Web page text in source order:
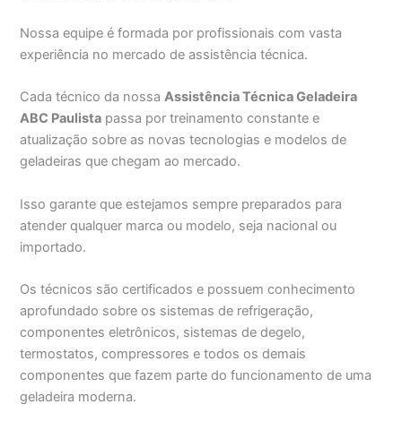
Nossa equipe é formada por profissionais com vasta
experiência no mercado de assistência técnica.
Cada técnico da nossaAssistência Técnica Geladeira
ABC Paulista passa por treinamento constante e
atualização sobre as novas tecnologias e modelos de
geladeiras que chegam ao mercado.
Isso garante que estejamos sempre preparados para
atender qualquer marca ou modelo, seja nacional ou
importado.
Os técnicos são certificados e possuem conhecimento
aprofundado sobre os sistemas de refrigeração,
componentes eletrônicos, sistemas de degelo,
termostatos, compressores e todos os demais
componentes que fazem parte do funcionamento de uma
geladeira moderna.